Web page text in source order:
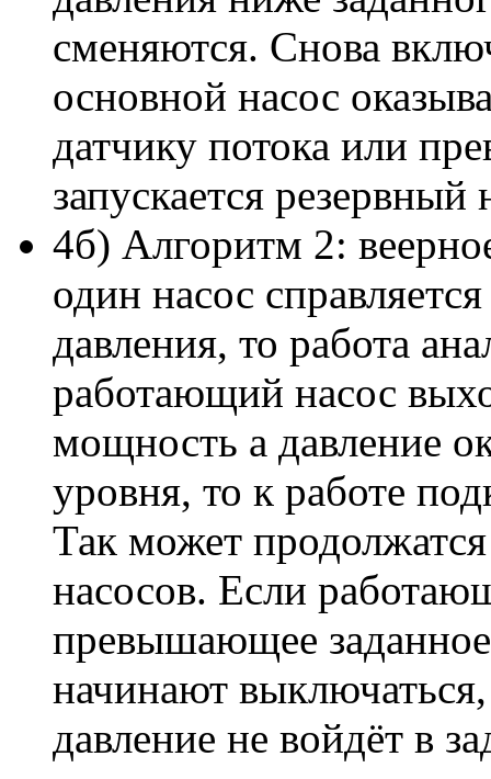
сменяются. Снова
основной насос
датчику потока или
запускается резервный
4б) Алгоритм 2:
один насос
давления, то работа
работающий насос
мощность а давление
уровня, то к работе
Так может продолжатся
насосов. Если
превышающее
начинают
давление не войдёт в